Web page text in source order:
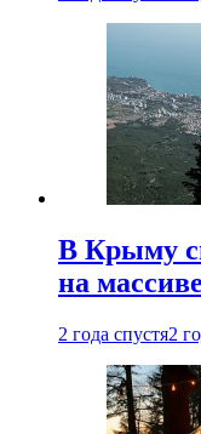
В Крыму
на
2 года спустя2